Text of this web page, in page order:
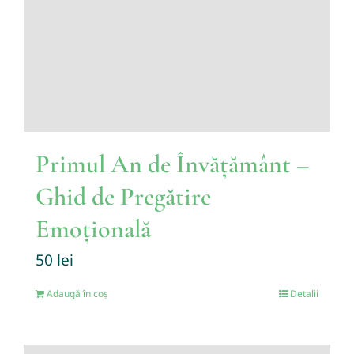
Primul An de Învățământ –
Ghid de Pregătire
Emoțională
50 lei
Adaugă în coș Detalii